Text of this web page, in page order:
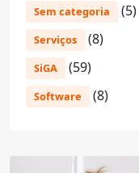
Sem categoria (5)
Serviços (8)
SiGA (59)
Software (8)